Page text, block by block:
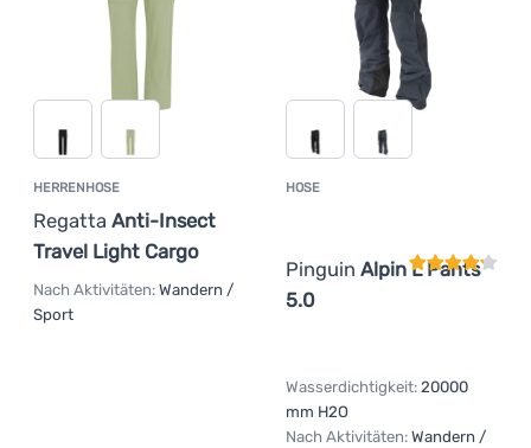
HERRENHOSE
Regatta Anti-Insect
Travel Light Cargo
Nach Aktivitäten: Wandern /
Sport
HOSE
Pinguin Alpin L Pants
5.0
Wasserdichtigkeit: 20000
mm H2O
Nach Aktivitäten: Wandern /